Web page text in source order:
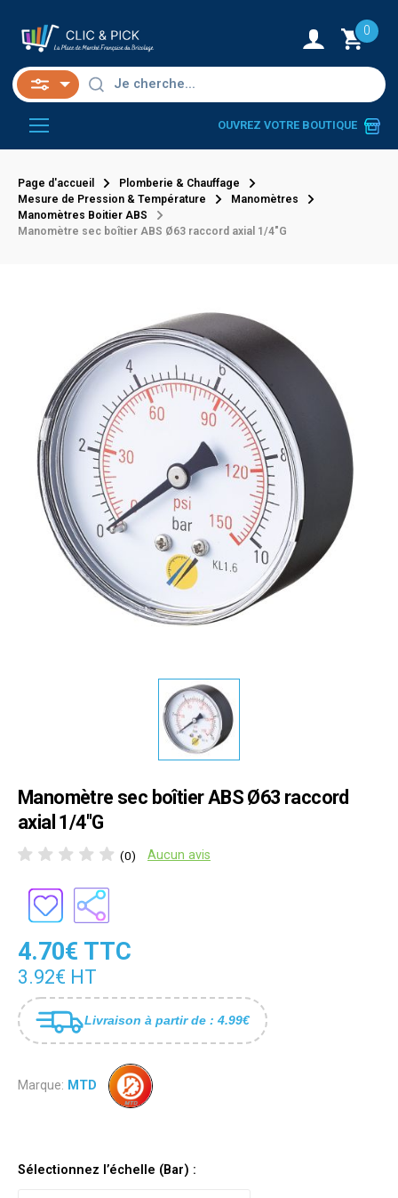
0
OUVREZ VOTRE BOUTIQUE
Page d'accueil
Plomberie & Chauffage
Mesure de Pression & Température
Manomètres
Manomètres Boitier ABS
Manomètre sec boîtier ABS Ø63 raccord axial 1/4"G
Manomètre sec boîtier ABS Ø63 raccord
axial 1/4"G
(0) Aucun avis
4.70€ TTC
3.92€ HT
Livraison à partir de : 4.99€
Marque: MTD
Sélectionnez l’échelle (Bar) :